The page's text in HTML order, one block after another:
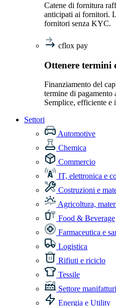
Catene di fornitura
anticipati ai fornitori.
fornitori senza KYC.
cflox pay
Ottenere termini
Finanziamento del
termine di
Semplice, efficiente e
Settori
Automotive
Chemica
Commercio
IT, elettronica e
Costruzioni e
Agricoltura,
Food & Beverage
Farmaceutica e
Logistica
Rifiuti e riciclo
Tessile
Settore
Energia e Utility